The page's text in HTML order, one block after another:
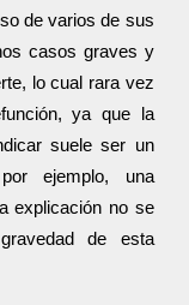
de varios de sus
casos graves y
lo cual rara vez
ya que la
suele ser un
ejemplo, una
explicación no se
de esta